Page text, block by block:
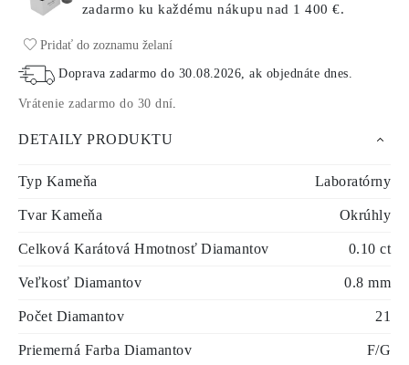
zadarmo ku každému nákupunad 1 400 €.
Pridať do zoznamu želaní
Doprava zadarmo do 30.08.2026, ak objednáte dnes.
Vrátenie zadarmo do 30 dní.
DETAILY PRODUKTU
Typ Kameňa Laboratórny
Tvar Kameňa Okrúhly
Celková Karátová Hmotnosť Diamantov 0.10 ct
Veľkosť Diamantov 0.8 mm
Počet Diamantov 21
Priemerná Farba Diamantov F/G